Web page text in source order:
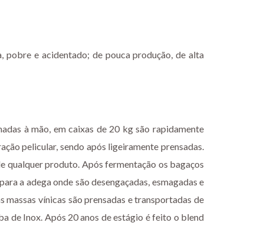
pobre e acidentado; de pouca produção, de alta
à mão, em caixas de 20 kg são rapidamente
pelicular, sendo após ligeiramente prensadas.
qualquer produto. Após fermentação os bagaços
a adega onde são desengaçadas, esmagadas e
vínicas são prensadas e transportadas de
de Inox. Após 20 anos de estágio é feito o blend